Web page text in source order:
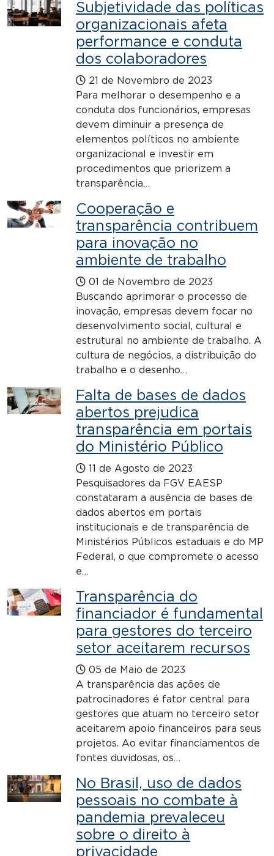
Subjetividade das políticas
organizacionais afeta
performance e conduta
dos colaboradores
21 de Novembro de 2023
Para melhorar o desempenho e a
conduta dos funcionários, empresas
devem diminuir a presença de
elementos políticos no ambiente
organizacional e investir em
procedimentos que priorizem a
transparência…
Cooperação e
transparência contribuem
para inovação no
ambiente de trabalho
01 de Novembro de 2023
Buscando aprimorar o processo de
inovação, empresas devem focar no
desenvolvimento social, cultural e
estrutural no ambiente de trabalho. A
cultura de negócios, a distribuição do
trabalho e o desenho…
Falta de bases de dados
abertos prejudica
transparência em portais
do Ministério Público
11 de Agosto de 2023
Pesquisadores da FGV EAESP
constataram a ausência de bases de
dados abertos em portais
institucionais e de transparência de
Ministérios Públicos estaduais e do MP
Federal, o que compromete o acesso
e…
Transparência do
financiador é fundamental
para gestores do terceiro
setor aceitarem recursos
05 de Maio de 2023
A transparência das ações de
patrocinadores é fator central para
gestores que atuam no terceiro setor
aceitarem apoio financeiros para seus
projetos. Ao evitar financiamentos de
fontes duvidosas, os…
No Brasil, uso de dados
pessoais no combate à
pandemia prevaleceu
sobre o direito à
privacidade